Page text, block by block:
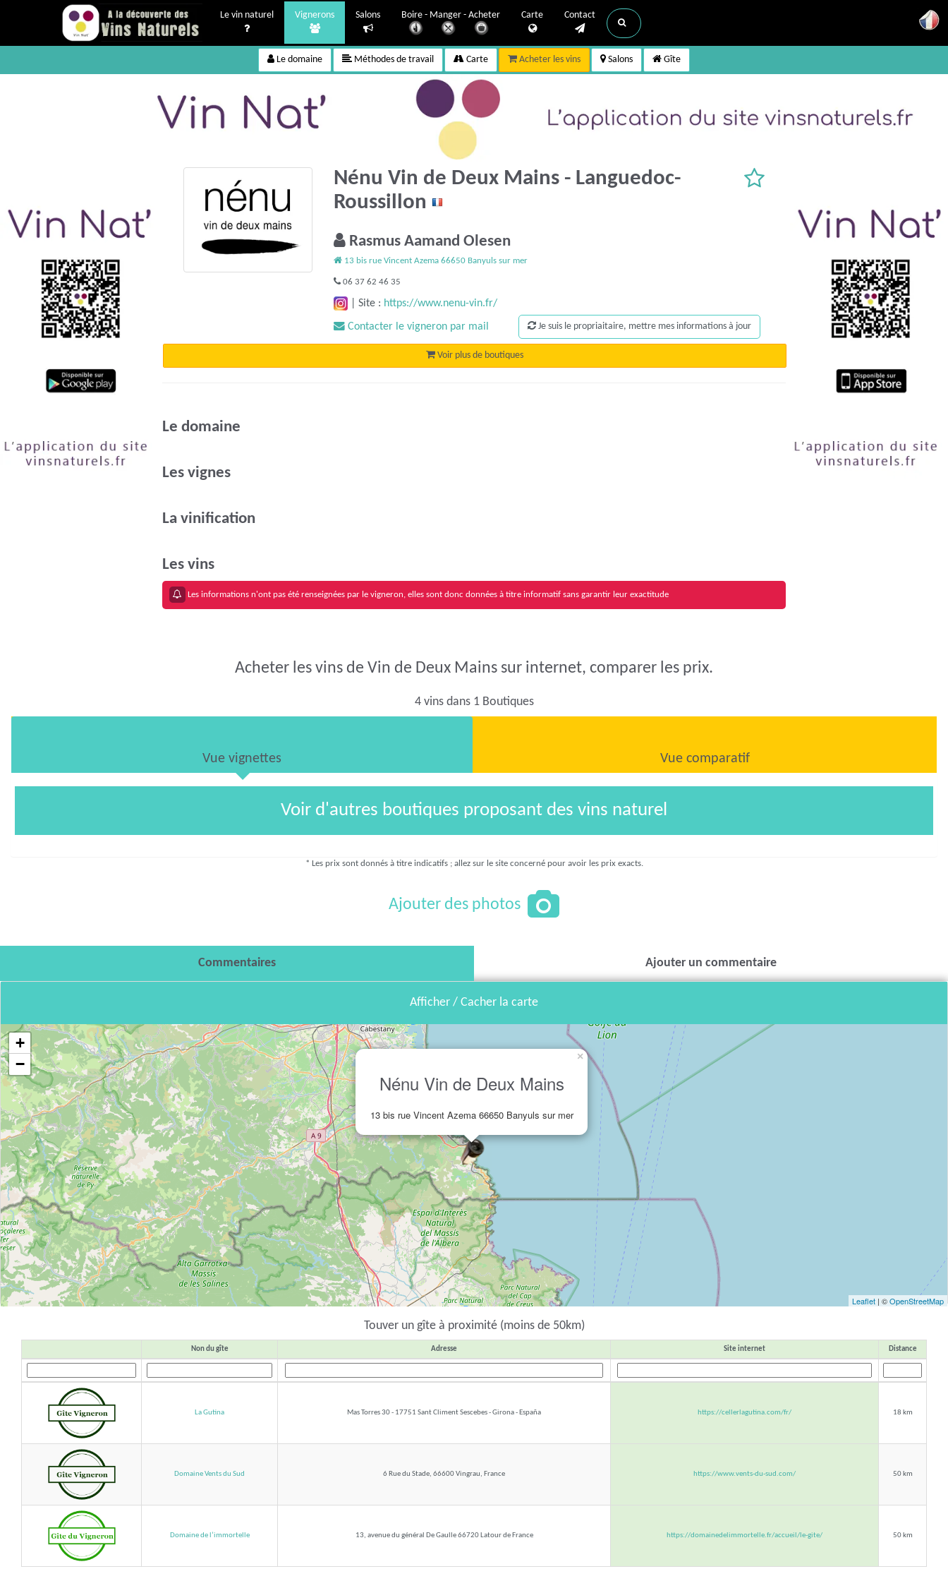
Le vin naturel Vignerons Salons Boire - Manger - Acheter Carte Contact
Le domaine Méthodes de travail Carte Acheter les vins Salons Gîte
Nénu Vin de Deux Mains - Languedoc-
Roussillon
Rasmus Aamand Olesen
13 bis rue Vincent Azema 66650 Banyuls sur mer
06 37 62 46 35
|Site : https://www.nenu-vin.fr/
Contacter le vigneron par mail Je suis le propriaitaire, mettre mes informations à jour
Voir plus de boutiques
Le domaine
Les vignes
La vinification
Les vins
Les informations n'ont pas été renseignées par le vigneron, elles sont donc données à titre informatif sans garantir leur exactitude
Acheter les vins de Vin de Deux Mains sur internet, comparer les prix.
4 vins dans 1 Boutiques
Vue vignettes Vue comparatif
Voir d'autres boutiques proposant des vins naturel
* Les prix sont donnés à titre indicatifs ; allez sur le site concerné pour avoir les prix exacts.
Ajouter des photos
Commentaires Ajouter un commentaire
Afficher / Cacher la carte
Nénu Vin de Deux Mains
13 bis rue Vincent Azema 66650 Banyuls sur mer
×
+
−
Leaflet | ©OpenStreetMap
Touver un gîte à proximité (moins de 50km)
Non du gîte Adresse Site internet Distance
La Gutina Mas Torres 30 - 17751 Sant Climent Sescebes - Girona - España https://cellerlagutina.com/fr/ 18 km
Domaine Vents du Sud 6 Rue du Stade, 66600 Vingrau, France https://www.vents-du-sud.com/ 50 km
Domaine de l’immortelle 13, avenue du général De Gaulle 66720 Latour de France https://domainedelimmortelle.fr/accueil/le-gite/ 50 km